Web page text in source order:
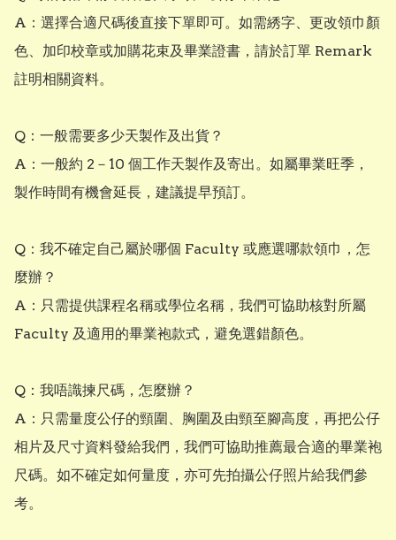
A：選擇合適尺碼後直接下單即可。如需綉字、更改領巾顏
色、加印校章或加購花束及畢業證書，請於訂單 Remark
註明相關資料。
Q：一般需要多少天製作及出貨？
A：一般約 2－10 個工作天製作及寄出。如屬畢業旺季，
製作時間有機會延長，建議提早預訂。
Q：我不確定自己屬於哪個 Faculty 或應選哪款領巾，怎
麼辦？
A：只需提供課程名稱或學位名稱，我們可協助核對所屬
Faculty 及適用的畢業袍款式，避免選錯顏色。
Q：我唔識揀尺碼，怎麼辦？
A：只需量度公仔的頸圍、胸圍及由頸至腳高度，再把公仔
相片及尺寸資料發給我們，我們可協助推薦最合適的畢業袍
尺碼。如不確定如何量度，亦可先拍攝公仔照片給我們參
考。